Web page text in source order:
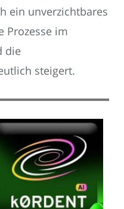
ein unverzichtbares
Prozesse im
die
steigert.